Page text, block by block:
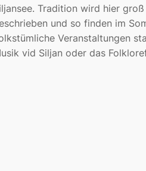
Tradition wird hier groß
und so finden im
Veranstaltungen
vid Siljan oder das